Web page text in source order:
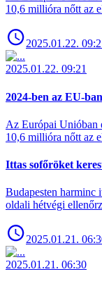
10,6 millióra nőtt az
2025.01.22.
2025.01.22. 09:21
2024-ben az EU-
Az Európai Unióban
10,6 millióra nőtt az
Ittas sofőröket
Budapesten harminc
oldali hétvégi
2025.01.21.
2025.01.21. 06:30